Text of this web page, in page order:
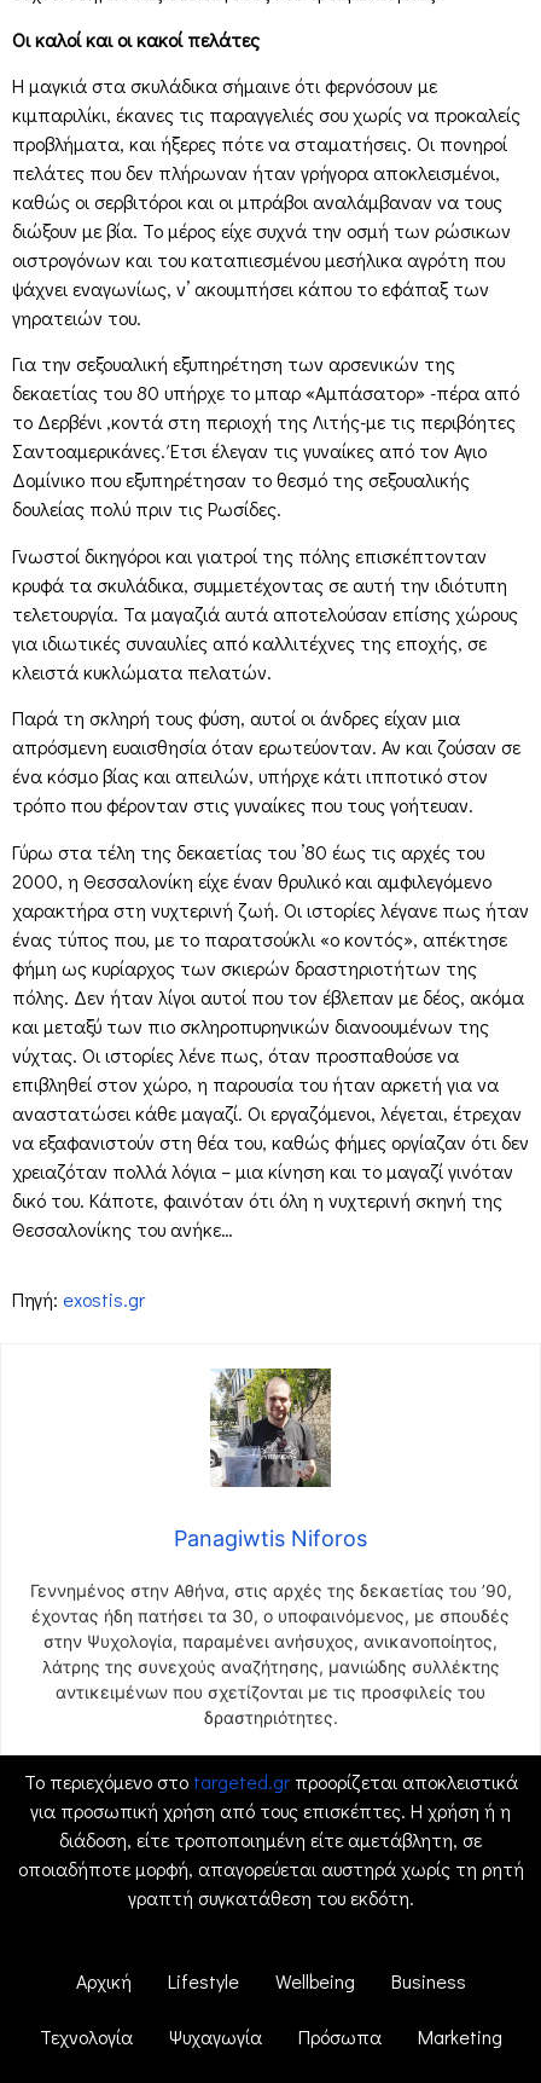
Οι καλοί και οι κακοί πελάτες
Η μαγκιά στα σκυλάδικα σήμαινε ότι φερνόσουν με
κιμπαριλίκι, έκανες τις παραγγελιές σου χωρίς να προκαλείς
προβλήματα, και ήξερες πότε να σταματήσεις. Οι πονηροί
πελάτες που δεν πλήρωναν ήταν γρήγορα αποκλεισμένοι,
καθώς οι σερβιτόροι και οι μπράβοι αναλάμβαναν να τους
διώξουν με βία. Το μέρος είχε συχνά την οσμή των ρώσικων
οιστρογόνων και του καταπιεσμένου μεσήλικα αγρότη που
ψάχνει εναγωνίως, ν’ ακουμπήσει κάπου το εφάπαξ των
γηρατειών του.
Για την σεξουαλική εξυπηρέτηση των αρσενικών της
δεκαετίας του 80 υπήρχε το μπαρ «Αμπάσατορ» -πέρα από
το Δερβένι ,κοντά στη περιοχή της Λιτής-με τις περιβόητες
Σαντοαμερικάνες. Έτσι έλεγαν τις γυναίκες από τον Αγιο
Δομίνικο που εξυπηρέτησαν το θεσμό της σεξουαλικής
δουλείας πολύ πριν τις Ρωσίδες.
Γνωστοί δικηγόροι και γιατροί της πόλης επισκέπτονταν
κρυφά τα σκυλάδικα, συμμετέχοντας σε αυτή την ιδιότυπη
τελετουργία. Τα μαγαζιά αυτά αποτελούσαν επίσης χώρους
για ιδιωτικές συναυλίες από καλλιτέχνες της εποχής, σε
κλειστά κυκλώματα πελατών.
Παρά τη σκληρή τους φύση, αυτοί οι άνδρες είχαν μια
απρόσμενη ευαισθησία όταν ερωτεύονταν. Αν και ζούσαν σε
ένα κόσμο βίας και απειλών, υπήρχε κάτι ιπποτικό στον
τρόπο που φέρονταν στις γυναίκες που τους γοήτευαν.
Γύρω στα τέλη της δεκαετίας του ’80 έως τις αρχές του
2000, η Θεσσαλονίκη είχε έναν θρυλικό και αμφιλεγόμενο
χαρακτήρα στη νυχτερινή ζωή. Οι ιστορίες λέγανε πως ήταν
ένας τύπος που, με το παρατσούκλι «ο κοντός», απέκτησε
φήμη ως κυρίαρχος των σκιερών δραστηριοτήτων της
πόλης. Δεν ήταν λίγοι αυτοί που τον έβλεπαν με δέος, ακόμα
και μεταξύ των πιο σκληροπυρηνικών διανοουμένων της
νύχτας. Οι ιστορίες λένε πως, όταν προσπαθούσε να
επιβληθεί στον χώρο, η παρουσία του ήταν αρκετή για να
αναστατώσει κάθε μαγαζί. Οι εργαζόμενοι, λέγεται, έτρεχαν
να εξαφανιστούν στη θέα του, καθώς φήμες οργίαζαν ότι δεν
χρειαζόταν πολλά λόγια – μια κίνηση και το μαγαζί γινόταν
δικό του. Κάποτε, φαινόταν ότι όλη η νυχτερινή σκηνή της
Θεσσαλονίκης του ανήκε…
Πηγή: exostis.gr
Panagiwtis Niforos
Γεννημένος στην Αθήνα, στις αρχές της δεκαετίας του ’90,
έχοντας ήδη πατήσει τα 30, ο υποφαινόμενος, με σπουδές
στην Ψυχολογία, παραμένει ανήσυχος, ανικανοποίητος,
λάτρης της συνεχούς αναζήτησης, μανιώδης συλλέκτης
αντικειμένων που σχετίζονται με τις προσφιλείς του
δραστηριότητες.
Το περιεχόμενο στο targeted.grπροορίζεται αποκλειστικά
για προσωπική χρήση από τους επισκέπτες. Η χρήση ή η
διάδοση, είτε τροποποιημένη είτε αμετάβλητη, σε
οποιαδήποτε μορφή, απαγορεύεται αυστηρά χωρίς τη ρητή
γραπτή συγκατάθεση του εκδότη.
Αρχική Lifestyle Wellbeing Business
Τεχνολογία Ψυχαγωγία Πρόσωπα Marketing